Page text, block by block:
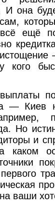
И она
ещё
— Киев
Но
и
каком
ваши